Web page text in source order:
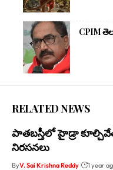
CPIM
RELATED NEWS
పాతబస్తీలో హైడ్రా
నిరసనలు
ByV. Sai Krishna Reddy 1 year